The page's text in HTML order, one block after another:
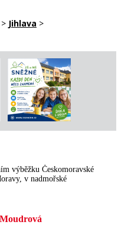
> Jihlava >
výběžku Českomoravské
v nadmořské